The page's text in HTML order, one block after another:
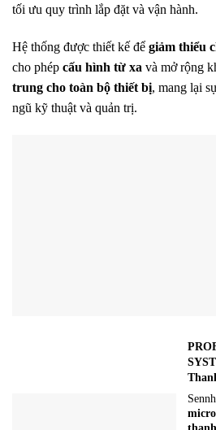
tối ưu quy trình lắp đặt và vận hành.
Hệ thống được thiết kế để giảm thiểu
cho phép cấu hình từ xa và mở rộng
trung cho toàn bộ thiết bị, mang lại
ngũ kỹ thuật và quản trị.